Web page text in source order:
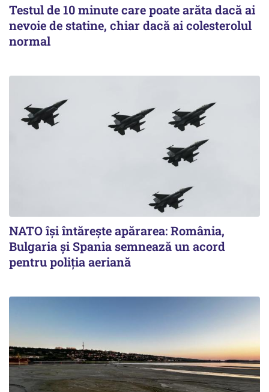
Testul de 10 minute care poate arăta dacă ai
nevoie de statine, chiar dacă ai colesterolul
normal
NATO își întărește apărarea: România,
Bulgaria și Spania semnează un acord
pentru poliția aeriană